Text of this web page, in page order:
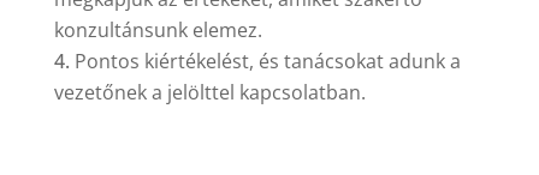
konzultánsunk elemez.
Pontos kiértékelést, és tanácsokat adunk a
vezetőnek a jelölttel kapcsolatban.